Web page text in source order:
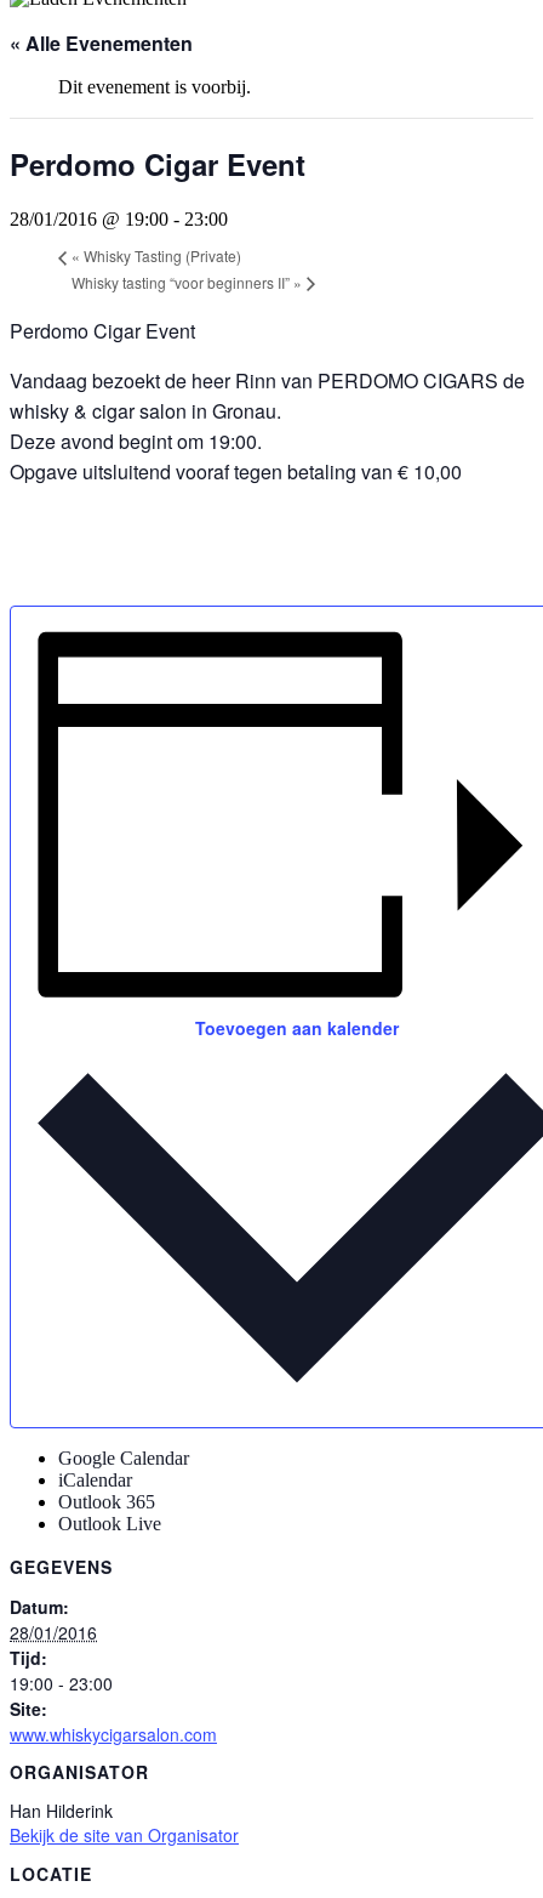
« Alle Evenementen
Dit evenement is voorbij.
Perdomo Cigar Event
28/01/2016 @ 19:00 - 23:00
« Whisky Tasting (Private)
Whisky tasting “voor beginners II” »
Perdomo Cigar Event
Vandaag bezoekt de heer Rinn van PERDOMO CIGARS de
whisky & cigar salon in Gronau.
Deze avond begint om 19:00.
Opgave uitsluitend vooraf tegen betaling van € 10,00
Toevoegen aan kalender
Google Calendar
iCalendar
Outlook 365
Outlook Live
GEGEVENS
Datum:
28/01/2016
Tijd:
19:00 - 23:00
Site:
www.whiskycigarsalon.com
ORGANISATOR
Han Hilderink
Bekijk de site van Organisator
LOCATIE